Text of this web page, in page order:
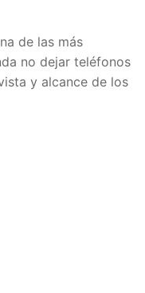
de las más
no dejar teléfonos
y alcance de los